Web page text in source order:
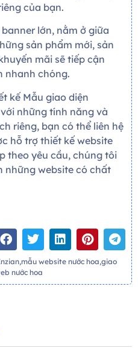
của bạn.
lớn, nằm ở giữa
sản phẩm mới, sản
mãi sẽ tiếp cận
nhanh chóng.
kế Mẫu giao diện
những tính năng và
riêng, bạn có thể liên hệ
hỗ trợ thiết kế website
theo yêu cầu, chúng tôi
những website có chất
website nước hoa,giao
nước hoa